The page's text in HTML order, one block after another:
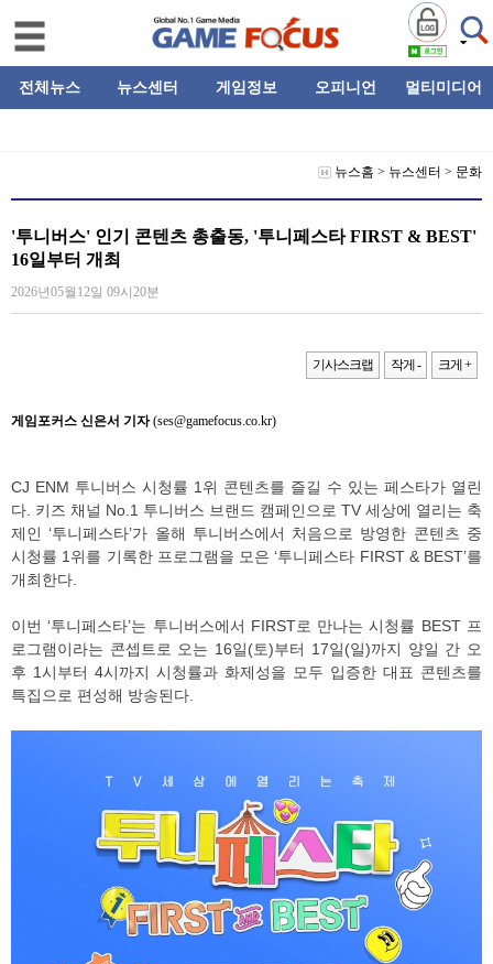
전체뉴스 뉴스센터 게임정보 오피니언 멀티미디어
뉴스홈 > 뉴스센터 > 문화
'투니버스' 인기 콘텐츠 총출동, '투니페스타 FIRST & BEST'
16일부터 개최
2026년05월12일 09시20분
기사스크랩 작게 - 크게 +
게임포커스 신은서 기자(ses@gamefocus.co.kr)
CJ ENM 투니버스 시청률 1위 콘텐츠를 즐길 수 있는 페스타가 열린
다. 키즈 채널 No.1 투니버스 브랜드 캠페인으로 TV 세상에 열리는 축
제인 ‘투니페스타’가 올해 투니버스에서 처음으로 방영한 콘텐츠 중
시청률 1위를 기록한 프로그램을 모은 ‘투니페스타 FIRST & BEST’를
개최한다.
이번 ‘투니페스타’는 투니버스에서 FIRST로 만나는 시청률 BEST 프
로그램이라는 콘셉트로 오는 16일(토)부터 17일(일)까지 양일 간 오
후 1시부터 4시까지 시청률과 화제성을 모두 입증한 대표 콘텐츠를
특집으로 편성해 방송된다.